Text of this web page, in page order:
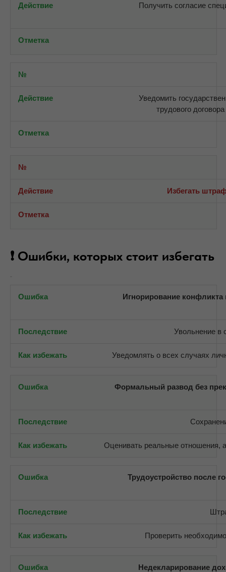
Получить согласие
Уведомить
трудового
Избегать
❗ Ошибки, которых стоит избегать
Игнорирование
Увольнение в
Уведомлять о всех случаях
Формальный развод без
Оценивать реальные отношения,
Трудоустройство после
Проверить
Недекларирование